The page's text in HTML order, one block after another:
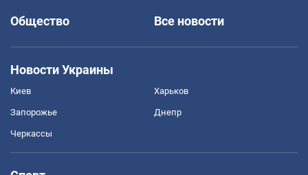
Общество
Все новости
Новости Украины
Киев Харьков
Запорожье Днепр
Черкассы